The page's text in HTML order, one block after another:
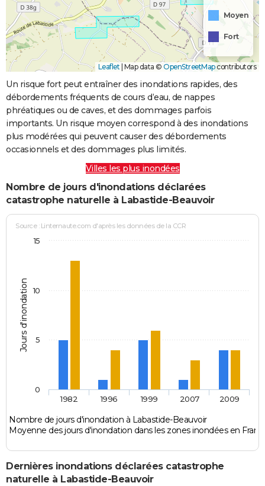
Moyen
Fort
Leaflet | Map data © OpenStreetMapcontributors
Un risque fort peut entraîner des inondations rapides, des
débordements fréquents de cours d’eau, de nappes
phréatiques ou de caves, et des dommages parfois
importants. Un risque moyen correspond à des inondations
plus modérées qui peuvent causer des débordements
occasionnels et des dommages plus limités.
Villes les plus inondées
Nombre de jours d'inondations déclarées
catastrophe naturelle à Labastide-Beauvoir
Jours d'inondation
Source : Linternaute.com d'après les données de la CCR
Nombre de jours d'inondation à Labastide-Beauvoir
Moyenne des jours d'inondation dans les zones inondées en
1982 1996 1999 2007 2009
0
5
10
15
Dernières inondations déclarées catastrophe
naturelle à Labastide-Beauvoir